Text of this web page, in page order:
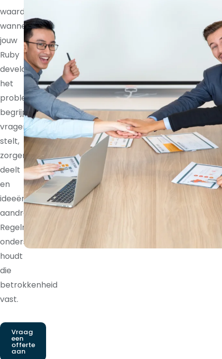
waardevoller
wanneer
jouw
Ruby
developer
het
probleem
begrijpt,
vragen
stelt,
zorgen
deelt
en
ideeën
aandraagt.
Regelmatige
ondersteuning
houdt
die
betrokkenheid
vast.
Vraag
een
offerte
aan